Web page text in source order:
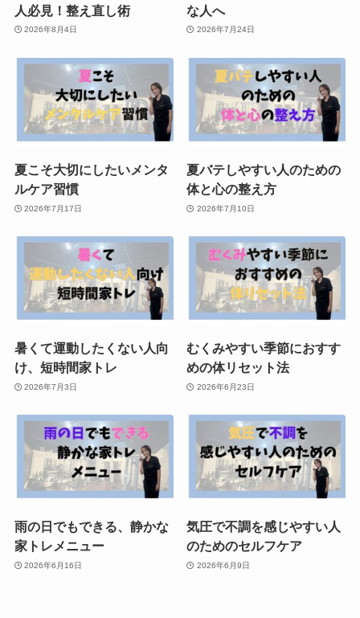
人必見！整え直し術
2026年8月4日
な人へ
2026年7月24日
夏こそ大切にしたいメンタ
ルケア習慣
2026年7月17日
夏バテしやすい人のための
体と心の整え方
2026年7月10日
暑くて運動したくない人向
け、短時間家トレ
2026年7月3日
むくみやすい季節におすす
めの体リセット法
2026年6月23日
雨の日でもできる、静かな
家トレメニュー
2026年6月16日
気圧で不調を感じやすい人
のためのセルフケア
2026年6月9日